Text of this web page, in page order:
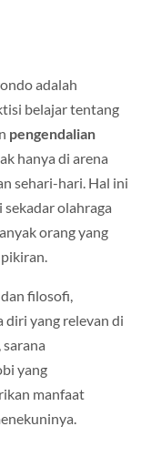
adalah
belajar tentang
pengendalian
hanya di arena
sehari-hari. Hal ini
olahraga
orang yang
filosofi,
diri yang relevan di
yang
manfaat